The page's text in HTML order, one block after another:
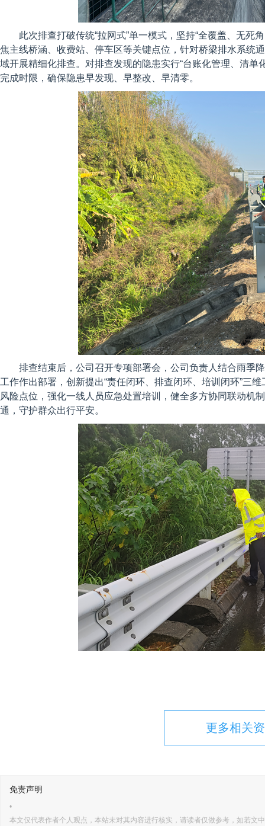
此次排查打破传统“拉网式”单一模式，坚持“全覆盖、无死
焦主线桥涵、收费站、停车区等关键点位，针对桥梁排水系统
域开展精细化排查。对排查发现的隐患实行“台账化管理、清
完成时限，确保隐患早发现、早整改、早清零。
排查结束后，公司召开专项部署会，公司负责人结合雨季
工作作出部署，创新提出“责任闭环、排查闭环、培训闭环”三
风险点位，强化一线人员应急处置培训，健全多方协同联动机
通，守护群众出行平安。
更多相关
免责声明
•
本文仅代表作者个人观点，本站未对其内容进行核实，请读者仅做参考，如若文